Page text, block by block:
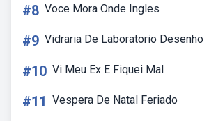
#8 Voce Mora Onde Ingles
#9 Vidraria De Laboratorio Desenho
#10 Vi Meu Ex E Fiquei Mal
#11 Vespera De Natal Feriado